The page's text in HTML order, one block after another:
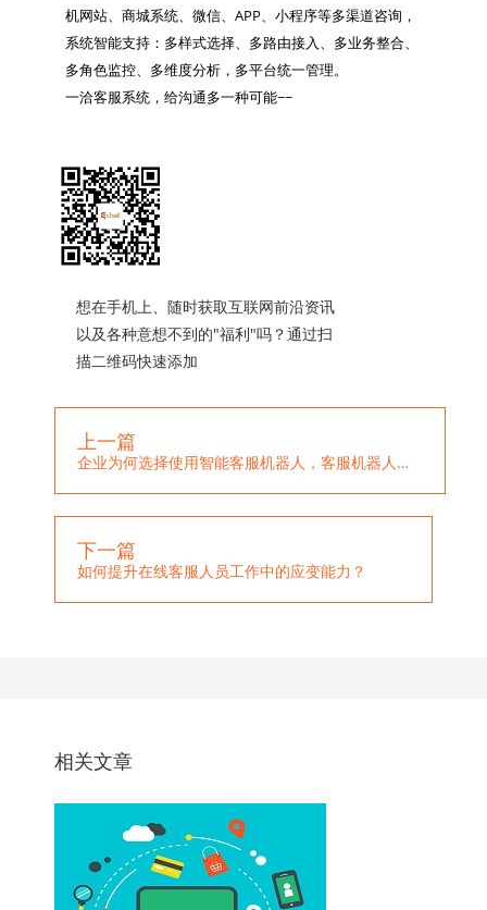
机网站、商城系统、微信、APP、小程序等多渠道咨询，
系统智能支持：多样式选择、多路由接入、多业务整合、
多角色监控、多维度分析，多平台统一管理。
一洽客服系统，给沟通多一种可能~~
想在手机上、随时获取互联网前沿资讯
以及各种意想不到的"福利"吗？通过扫
描二维码快速添加
上一篇
企业为何选择使用智能客服机器人，客服机器人对企业有哪些帮助？
下一篇
如何提升在线客服人员工作中的应变能力？
相关文章